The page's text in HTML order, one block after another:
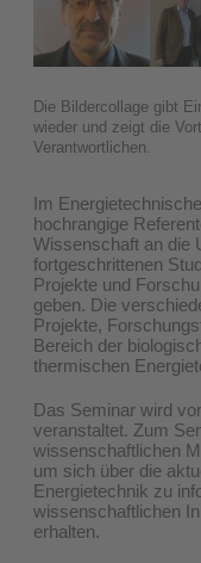
Die Bildercollage gibt
wieder und zeigt die
Verantwortlichen.
Im
hochrangige
Wissenschaft an die
fortgeschrittenen
Projekte und
geben. Die
Projekte,
Bereich der
thermischen
Das Seminar wird
veranstaltet. Zum
wissenschaftlichen
um sich über die
Energietechnik zu
wissenschaftlichen
erhalten.